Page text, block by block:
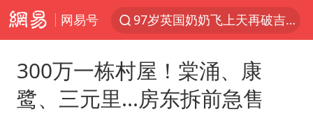
网易号
97岁英国奶奶飞上天再破吉尼斯纪录
300万一栋村屋！棠涌、康
鹭、三元里...房东拆前急售